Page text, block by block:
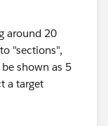
around 20
"sections",
shown as 5
a target